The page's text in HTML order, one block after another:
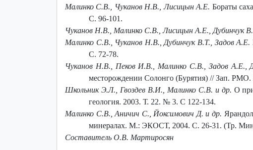
Малинко С.В., Чуканов Н.В., Лисицын А.Е. Бораты
С. 96-101.
Чуканов Н.В., Малинко С.В., Лисицын А.Е., Дубинчук
Малинко С.В., Чуканов Н.В., Дубинчук В.Т., Задов А.Е.
С. 72-78.
Чуканов Н.В., Пеков И.В., Малинко С.В., Задов А.Е.,
месторождении Солонго (Бурятия) // Зап.
Школьник Э.Л., Гвоздев В.И., Малинко С.В. и др. О
геология. 2003. Т. 22. № 3. С 122-134.
Малинко С.В., Аничич С., Йоксимович Д. и др.
минералах. М.: ЭКОСТ, 2004. С. 26-31. (Тр.
Составитель О.В. Мартиросян